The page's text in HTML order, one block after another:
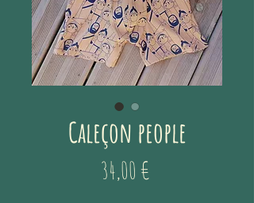
Caleçon people
34,00 €